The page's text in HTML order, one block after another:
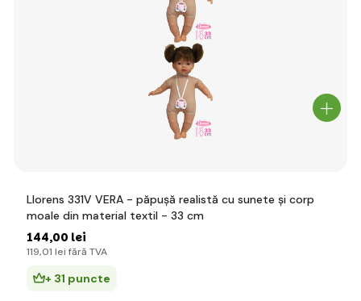
Llorens 331V VERA - păpușă realistă cu sunete și corp
moale din material textil - 33 cm
144,00 lei
119,01 lei fără TVA
+ 31 puncte